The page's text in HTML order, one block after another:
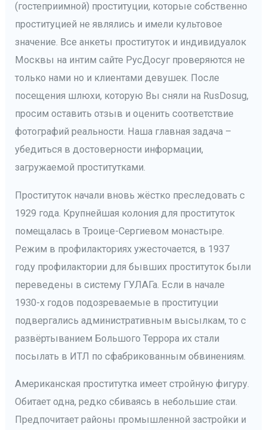
(гостеприимной) проституции, которые собственно
проституцией не являлись и имели культовое
значение. Все анкеты проституток и индивидуалок
Москвы на интим сайте РусДосуг проверяются не
только нами но и клиентами девушек. После
посещения шлюхи, которую Вы сняли на RusDosug,
просим оставить отзыв и оценить соответствие
фотографий реальности. Наша главная задача –
убедиться в достоверности информации,
загружаемой проститутками.
Проституток начали вновь жёстко преследовать с
1929 года. Крупнейшая колония для проституток
помещалась в Троице-Сергиевом монастыре.
Режим в профилакториях ужесточается, в 1937
году профилактории для бывших проституток были
переведены в систему ГУЛАГа. Если в начале
1930-х годов подозреваемые в проституции
подвергались административным высылкам, то с
развёртыванием Большого Террора их стали
посылать в ИТЛ по сфабрикованным обвинениям.
Американская проститутка имеет стройную фигуру.
Обитает одна, редко сбиваясь в небольшие стаи.
Предпочитает районы промышленной застройки и